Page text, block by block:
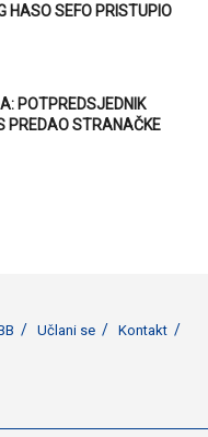
HASO SEFO PRISTUPIO
POTPREDSJEDNIK
PREDAO STRANAČKE
Učlani se
Kontakt